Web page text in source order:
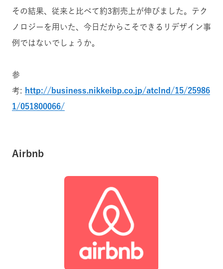
その結果、従来と比べて約3割売上が伸びました。 テク
ノロジーを用いた、今日だからこそできるリデザイン事
例ではないでしょうか。
参
考: http://business.nikkeibp.co.jp/atclnd/15/25986
1/051800066/
Airbnb